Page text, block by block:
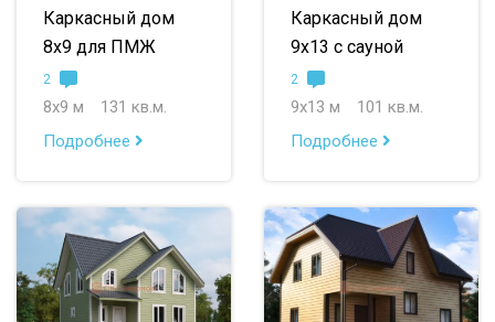
Каркасный дом
8х9 для ПМЖ
2
8х9 м
131 кв.м.
Подробнее
Каркасный дом
9х13 с сауной
2
9х13 м
101 кв.м.
Подробнее